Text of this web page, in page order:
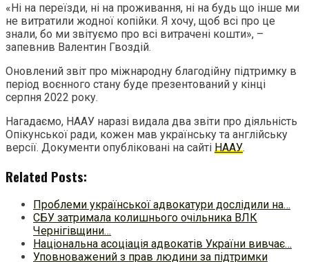
«Ні на переїзди, ні на проживання, ні на будь що інше ми
не витратили жодної копійки. Я хочу, щоб всі про це
знали, бо ми звітуємо про всі витрачені кошти», –
запевнив Валентин Гвоздій.
Оновлений звіт про міжнародну благодійну підтримку в
період воєнного стану буде презентований у кінці
серпня 2022 року.
Нагадаємо, НААУ наразі видала два звіти про діяльність
Опікунської ради, кожен мав українську та англійську
версії. Документи опубліковані на сайті НААУ.
Related Posts:
Проблеми української адвокатури дослідили на…
СБУ затримала колишнього очільника ВЛК
Чернігівщини…
Національна асоціація адвокатів України вивчає…
Уповноважений з прав людини за підтримки